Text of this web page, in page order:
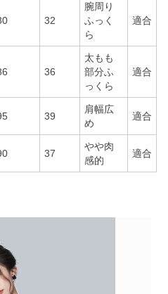
32
腕周り
ふっく
ら
適合
36
太もも
部分ふ
っくら
適合
39
肩幅広
め
適合
37
やや肉
感的
適合